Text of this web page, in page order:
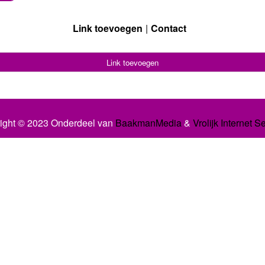
Link toevoegen Contact
Link toevoegen
© 2023 Onderdeel van BaakmanMedia& Vrolijk Internet